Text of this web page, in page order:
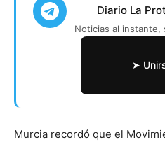
Diario La
Noticias al instante,
➤
Murcia recordó que el